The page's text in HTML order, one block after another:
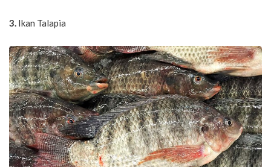
3. Ikan Talapia